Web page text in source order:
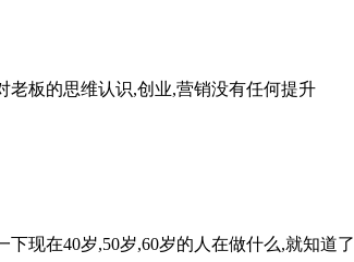
老板的思维认识,创业,营销没有任何提升
现在40岁,50岁,60岁的人在做什么,就知道了